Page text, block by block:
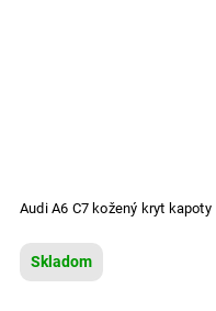
Audi A6 C7 kožený kryt kapoty
Skladom